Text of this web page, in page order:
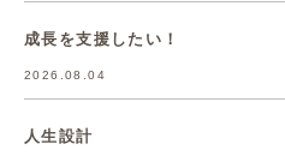
成長を支援したい！
2026.08.04
人生設計